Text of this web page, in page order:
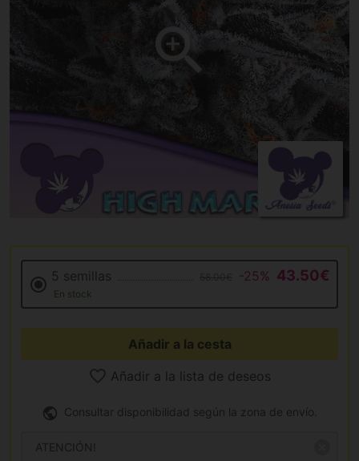
5 semillas -25% 43.50€
En stock
Añadir a la cesta
Añadir a la lista de deseos
Consultar disponibilidad según la zona de envío.
ATENCIÓN!